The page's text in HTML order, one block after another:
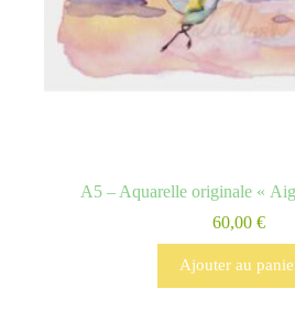
A5 – Aquarelle originale «
60,00€
Ajouter au